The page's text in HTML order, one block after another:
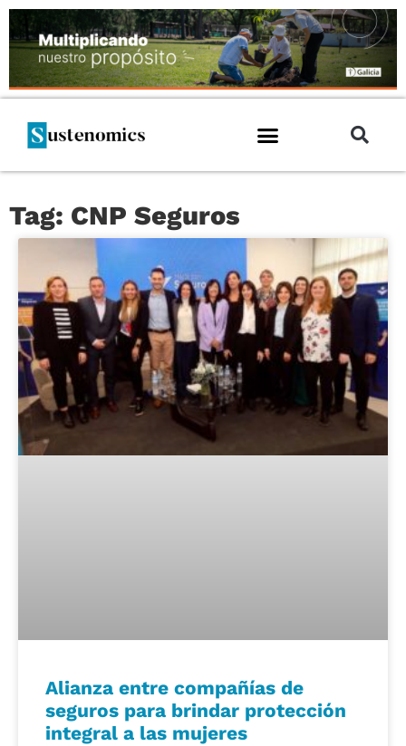
Tag: CNP Seguros
Alianza entre compañías de
seguros para brindar protección
integral a las mujeres